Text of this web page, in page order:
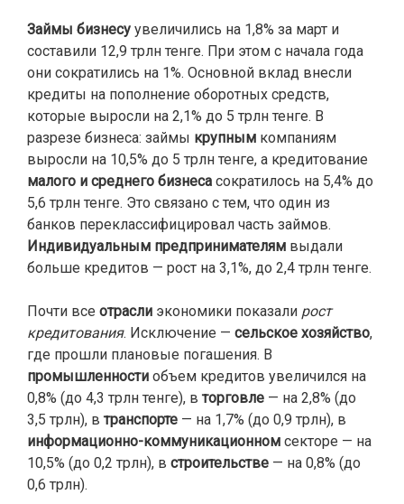
Займы бизнесу увеличились на 1,8% за март и
составили 12,9 трлн тенге. При этом с начала года
они сократились на 1%. Основной вклад внесли
кредиты на пополнение оборотных средств,
которые выросли на 2,1% до 5 трлн тенге. В
разрезе бизнеса: займы крупным компаниям
выросли на 10,5% до 5 трлн тенге, а кредитование
малого и среднего бизнеса сократилось на 5,4% до
5,6 трлн тенге. Это связано с тем, что один из
банков переклассифицировал часть займов.
Индивидуальным предпринимателям выдали
больше кредитов — рост на 3,1%, до 2,4 трлн тенге.
Почти все отрасли экономики показали рост
кредитования. Исключение — сельское хозяйство,
где прошли плановые погашения. В
промышленности объем кредитов увеличился на
0,8% (до 4,3 трлн тенге), в торговле — на 2,8% (до
3,5 трлн), в транспорте — на 1,7% (до 0,9 трлн), в
информационно-коммуникационном секторе — на
10,5% (до 0,2 трлн), в строительстве — на 0,8% (до
0,6 трлн).